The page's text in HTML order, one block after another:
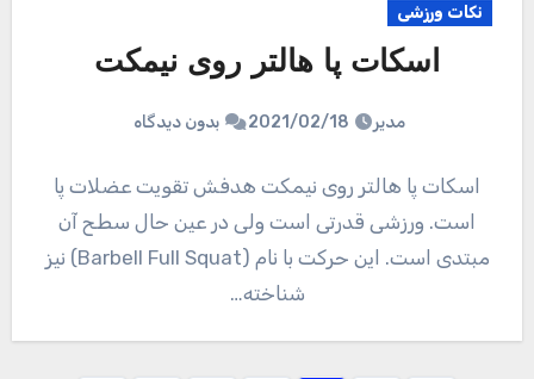
نکات ورزشی
اسکات پا هالتر روی نیمکت
مدیر 2021/02/18 بدون دیدگاه
اسکات پا هالتر روی نیمکت هدفش تقویت عضلات پا
است. ورزشی قدرتی است ولی در عین حال سطح آن
مبتدی است. این حرکت با نام (Barbell Full Squat) نیز
شناخته…